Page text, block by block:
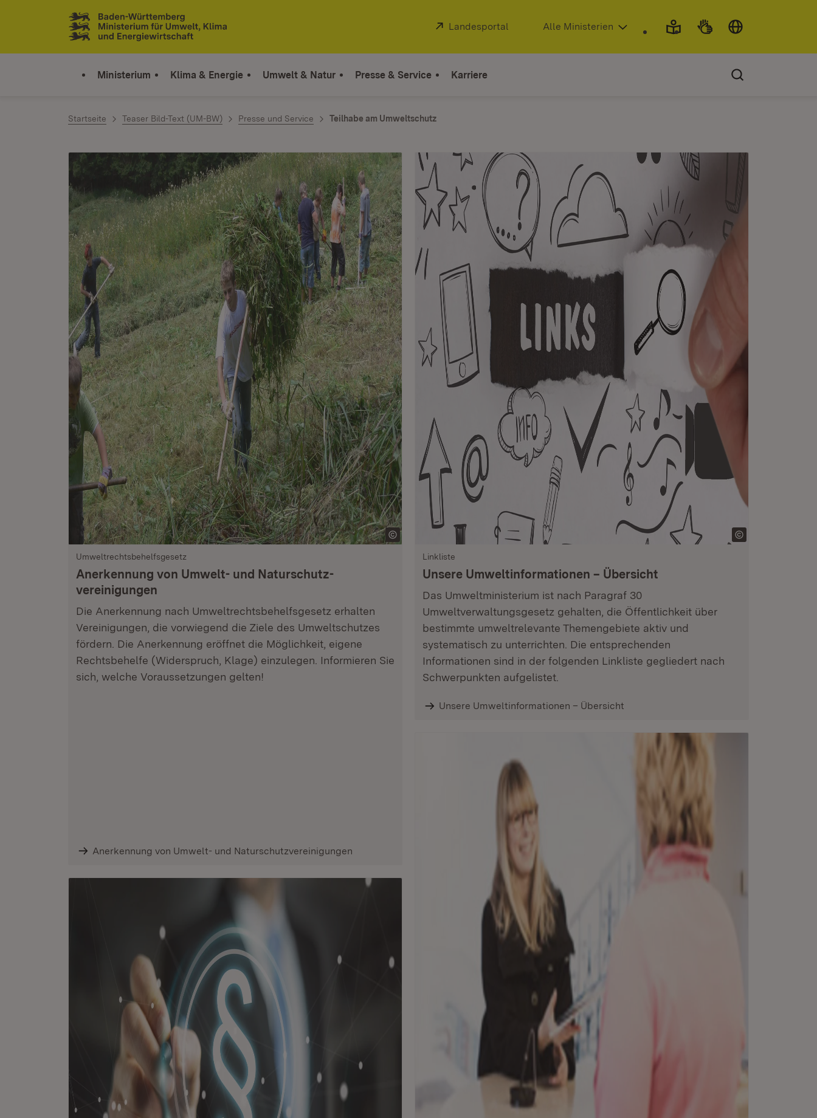
Zum Inhalt springen
Link zur Startseite
Extern:
Landesportal (Öffnet in neuem Fenster)
Alle Ministerien
Ministerium Klima & Energie Umwelt & Natur Presse & Service Karriere
Startseite Teaser Bild-Text (UM-BW) Presse und Service Teilhabe am Umweltschutz
Umweltrechtsbehelfsgesetz
Anerkennung von Umwelt- und Naturschutz­
vereinigungen
Die Anerkennung nach Umweltrechtsbehelfsgesetz erhalten
Vereinigungen, die vorwiegend die Ziele des Umweltschutzes
fördern. Die Anerkennung eröffnet die Möglichkeit, eigene
Rechtsbehelfe (Widerspruch, Klage) einzulegen. Informieren Sie
sich, welche Voraussetzungen gelten!
Anerkennung von Umwelt- und Naturschutzvereinigungen
Linkliste
Unsere Umweltinformationen – Übersicht
Das Umweltministerium ist nach Paragraf 30
Umweltverwaltungsgesetz gehalten, die Öffentlichkeit über
bestimmte umweltrelevante Themengebiete aktiv und
systematisch zu unterrichten. Die entsprechenden
Informationen sind in der folgenden Linkliste gegliedert nach
Schwerpunkten aufgelistet.
Unsere Umweltinformationen – Übersicht